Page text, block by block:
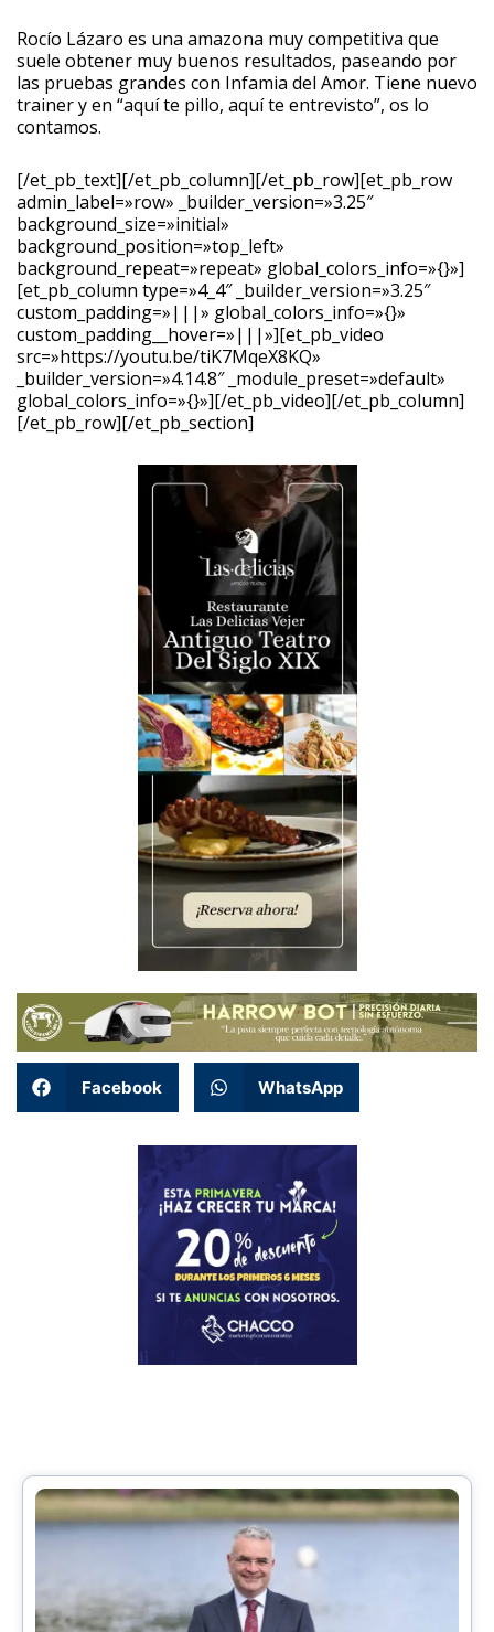
Rocío Lázaro es una amazona muy competitiva que
suele obtener muy buenos resultados, paseando por
las pruebas grandes con Infamia del Amor. Tiene nuevo
trainer y en “aquí te pillo, aquí te entrevisto”, os lo
contamos.
[/et_pb_text][/et_pb_column][/et_pb_row][et_pb_row
admin_label=»row» _builder_version=»3.25″
background_size=»initial»
background_position=»top_left»
background_repeat=»repeat» global_colors_info=»{}»]
[et_pb_column type=»4_4″ _builder_version=»3.25″
custom_padding=»|||» global_colors_info=»{}»
custom_padding__hover=»|||»][et_pb_video
src=»https://youtu.be/tiK7MqeX8KQ»
_builder_version=»4.14.8″ _module_preset=»default»
global_colors_info=»{}»][/et_pb_video][/et_pb_column]
[/et_pb_row][/et_pb_section]
Facebook WhatsApp